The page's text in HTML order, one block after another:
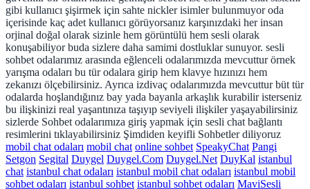
gibi kullanıcı şişirmek için sahte nickler isimler bulunmuyor oda
içerisinde kaç adet kullanıcı görüyorsanız karşınızdaki her insan
orjinal doğal olarak sizinle hem görüntülü hem sesli olarak
konuşabiliyor buda sizlere daha samimi dostluklar sunuyor. sesli
sohbet odalarımız arasında eğlenceli odalarımızda mevcuttur örnek
yarışma odaları bu tür odalara girip hem klavye hızınızı hem
zekanızı ölçebilirsiniz. Ayrıca izdivaç odalarımızda mevcuttur büt tür
odalarda hoşlandığınız bay yada bayanla arkaşlık kurabilir isterseniz
bu ilişkinizi real yaşantınıza taşıyıp seviyeli ilişkiler yaşayabilirsiniz
sizlerde Sohbet odalarımıza giriş yapmak için sesli chat bağlantı
resimlerini tıklayabilirsiniz Şimdiden keyifli Sohbetler diliyoruz
mobil chat odaları mobil chat online sohbet SpeakyChat Pangi
Setgon Segital Duygel Duygel.Com Duygel.Net DuyKal istanbul
chat istanbul chat odaları istanbul mobil chat odaları istanbul mobil
sohbet odaları istanbul sohbet istanbul sohbet odaları MaviSesli